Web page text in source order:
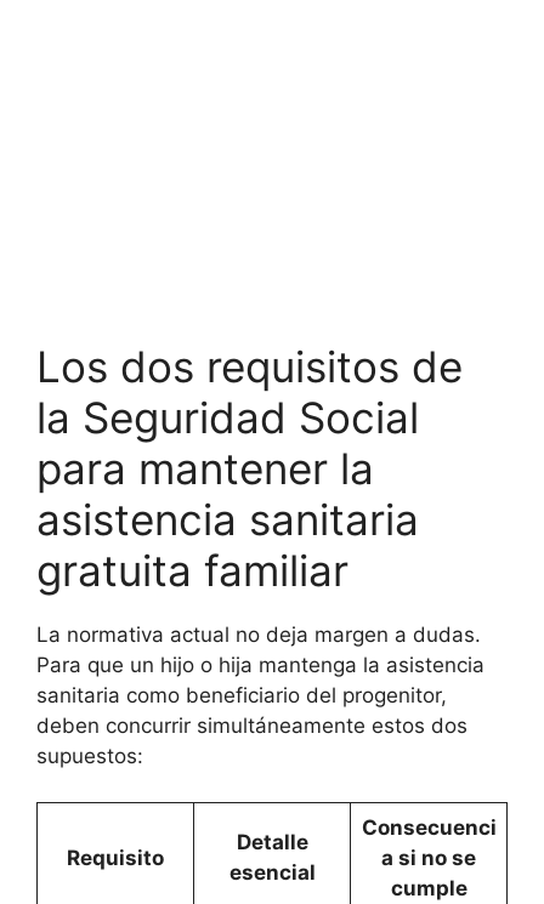
Los dos requisitos de
la Seguridad Social
para mantener la
asistencia sanitaria
gratuita familiar
La normativa actual no deja margen a dudas.
Para que un hijo o hija mantenga la asistencia
sanitaria como beneficiario del progenitor,
deben concurrir simultáneamente estos dos
supuestos:
Requisito
Detalle
esencial
Consecuenci
a si no se
cumple